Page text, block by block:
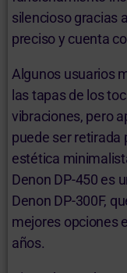
silencioso gracias
preciso y cuenta
Algunos usuarios
las tapas de los
vibraciones, pero
puede ser retirada
estética
Denon DP-450 es
Denon DP-300F,
mejores opciones
años.